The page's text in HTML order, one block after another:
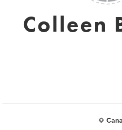
Colleen